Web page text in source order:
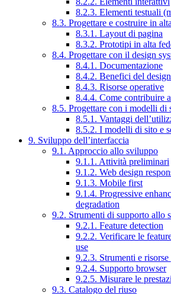
8.2.3. Elementi testuali
8.3. Progettare e costruire in
8.3.1. Layout di pagina
8.3.2. Prototipi in alta
8.4. Progettare con il design
8.4.1. Documentazione
8.4.2. Benefici del
8.4.3. Risorse operative
8.4.4. Come contribuire
8.5. Progettare con i modelli di
8.5.1. Vantaggi
8.5.2. I modelli di sito e
9. Sviluppo dell’interfaccia
9.1. Approccio allo sviluppo
9.1.1. Attività preliminari
9.1.2. Web design
9.1.3. Mobile first
9.1.4. Progressive
degradation
9.2. Strumenti di supporto allo
9.2.1. Feature detection
9.2.2. Verificare le
use
9.2.3. Strumenti e
9.2.4. Supporto browser
9.2.5. Misurare le
9.3. Catalogo del riuso